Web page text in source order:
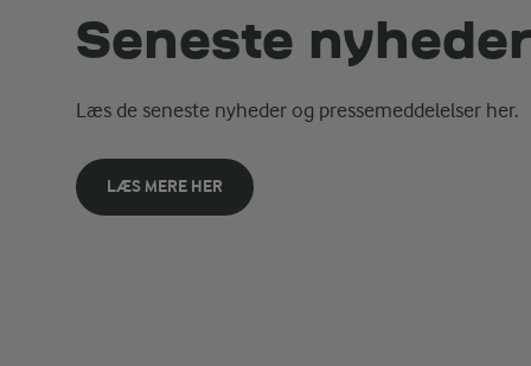
Seneste nyheder
Læs de seneste nyheder og pressemeddelelser her.
LÆS MERE HER